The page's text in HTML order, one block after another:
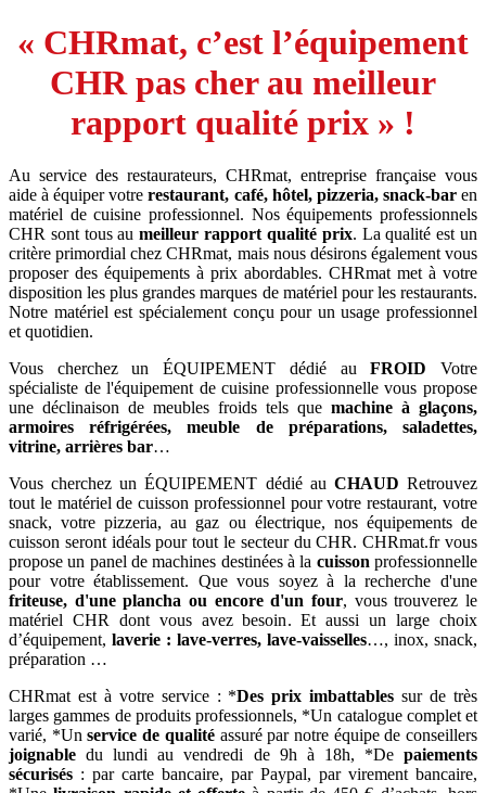
« CHRmat, c’est l’équipement
CHR pas cher au meilleur
rapport qualité prix » !
Au service des restaurateurs, CHRmat, entreprise française vous
aide à équiper votrerestaurant, café, hôtel, pizzeria, snack-baren
matériel de cuisine professionnel. Nos équipements professionnels
CHR sont tous aumeilleur rapport qualité prix. La qualité est un
critère primordial chez CHRmat, mais nous désirons également vous
proposer des équipements à prix abordables. CHRmat met à votre
disposition les plus grandes marques de matériel pour les restaurants.
Notre matériel est spécialement conçu pour un usage professionnel
et quotidien.
Vous cherchez un ÉQUIPEMENT dédié auFROID Votre
spécialiste de l'équipement de cuisine professionnelle vous propose
une déclinaison de meubles froids tels que machine à glaçons,
armoires réfrigérées, meuble de préparations, saladettes,
vitrine, arrières bar…
Vous cherchez un ÉQUIPEMENT dédié au CHAUD Retrouvez
tout le matériel de cuisson professionnel pour votre restaurant, votre
snack, votre pizzeria, au gaz ou électrique, nos équipements de
cuisson seront idéals pour tout le secteur du CHR. CHRmat.fr vous
propose un panel de machines destinées à la cuisson professionnelle
pour votre établissement. Que vous soyez à la recherche d'une
friteuse, d'une plancha ou encore d'un four, vous trouverez le
matériel CHR dont vous avez besoin. Et aussi un large choix
d’équipement, laverie : lave-verres, lave-vaisselles…, inox, snack,
préparation …
CHRmat est à votre service : *Des prix imbattables sur de très
larges gammes de produits professionnels, *Un catalogue complet et
varié, *Unservice de qualitéassuré par notre équipe de conseillers
joignable du lundi au vendredi de 9h à 18h, *De paiements
sécurisés : par carte bancaire, par Paypal, par virement bancaire,